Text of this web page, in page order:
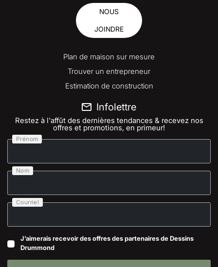
NOUS
JOINDRE
Plan de maison sur mesure
Trouver un entrepreneur
Estimation de construction
Infolettre
Restez à l'affût des dernières tendances & recevez nos
offres et promotions, en primeur!
Prénom
Nom
Courriel
J’aimerais recevoir des offres des partenaires de Dessins
Drummond